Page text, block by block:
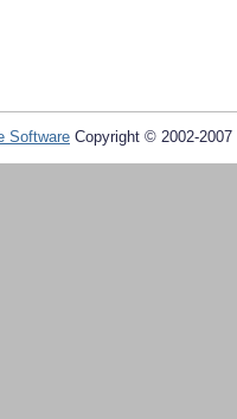
Software Copyright © 2002-2007